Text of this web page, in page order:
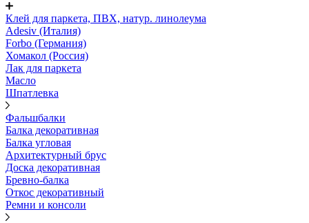
Клей для паркета, ПВХ, натур. линолеума
Adesiv (Италия)
Forbo (Германия)
Хомакол (Россия)
Лак для паркета
Масло
Шпатлевка
Фальшбалки
Балка декоративная
Балка угловая
Архитектурный брус
Доска декоративная
Бревно-балка
Откос декоративный
Ремни и консоли